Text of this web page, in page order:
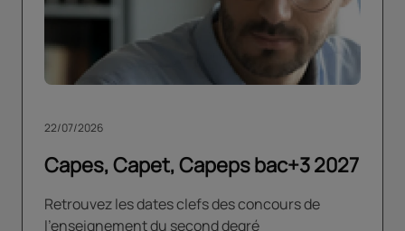
Capes, Capet, Capeps bac+3 2027
22/07/2026
Retrouvez les dates clefs des concours de
l'enseignement du second degré